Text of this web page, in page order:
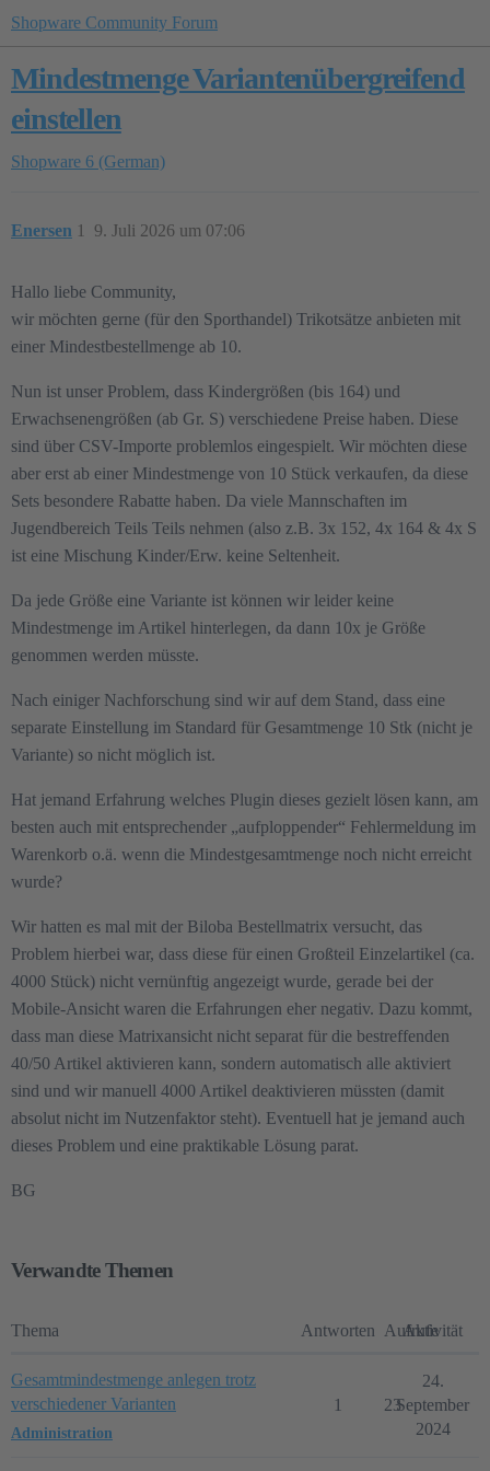
Shopware Community Forum
Mindestmenge Variantenübergreifend
einstellen
Shopware 6 (German)
Enersen 9. Juli 2026 um 07:06
1
Hallo liebe Community,
wir möchten gerne (für den Sporthandel) Trikotsätze anbieten mit
einer Mindestbestellmenge ab 10.
Nun ist unser Problem, dass Kindergrößen (bis 164) und
Erwachsenengrößen (ab Gr. S) verschiedene Preise haben. Diese
sind über CSV-Importe problemlos eingespielt. Wir möchten diese
aber erst ab einer Mindestmenge von 10 Stück verkaufen, da diese
Sets besondere Rabatte haben. Da viele Mannschaften im
Jugendbereich Teils Teils nehmen (also z.B. 3x 152, 4x 164 & 4x S
ist eine Mischung Kinder/Erw. keine Seltenheit.
Da jede Größe eine Variante ist können wir leider keine
Mindestmenge im Artikel hinterlegen, da dann 10x je Größe
genommen werden müsste.
Nach einiger Nachforschung sind wir auf dem Stand, dass eine
separate Einstellung im Standard für Gesamtmenge 10 Stk (nicht je
Variante) so nicht möglich ist.
Hat jemand Erfahrung welches Plugin dieses gezielt lösen kann, am
besten auch mit entsprechender „aufploppender“ Fehlermeldung im
Warenkorb o.ä. wenn die Mindestgesamtmenge noch nicht erreicht
wurde?
Wir hatten es mal mit der Biloba Bestellmatrix versucht, das
Problem hierbei war, dass diese für einen Großteil Einzelartikel (ca.
4000 Stück) nicht vernünftig angezeigt wurde, gerade bei der
Mobile-Ansicht waren die Erfahrungen eher negativ. Dazu kommt,
dass man diese Matrixansicht nicht separat für die bestreffenden
40/50 Artikel aktivieren kann, sondern automatisch alle aktiviert
sind und wir manuell 4000 Artikel deaktivieren müssten (damit
absolut nicht im Nutzenfaktor steht). Eventuell hat je jemand auch
dieses Problem und eine praktikable Lösung parat.
BG
Verwandte Themen
Thema Antworten Aufrufe
Aktivität
Gesamtmindestmenge anlegen trotz
verschiedener Varianten
Administration
1 23
24.
September
2024